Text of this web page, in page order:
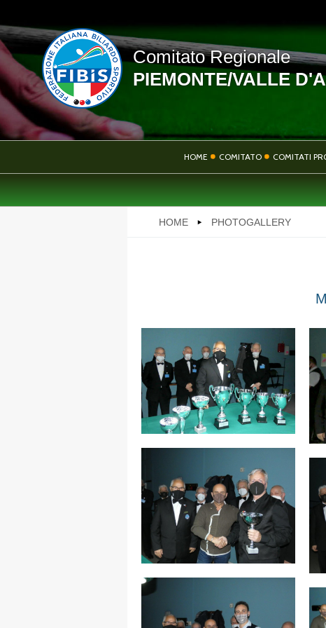
LINK UTILI
NEWS
MAPPA DEL SITO
Tesseramento
Settore Arbitrale Ufficiali di
Scuola Fibis
Centro Studi e Tecnica
Regolamenti
Comitato Regionale
PIEMONTE/VALLE
HOME COMITATO COMITATI
HOME PHOTOGALLERY